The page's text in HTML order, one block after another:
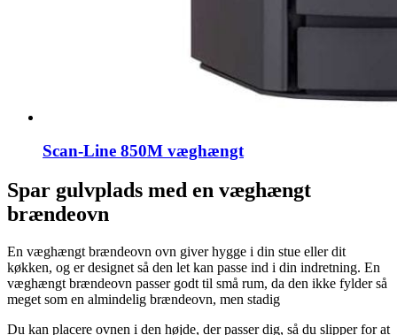
Scan-Line 850M væghængt
Spar gulvplads med en væghængt
brændeovn
En væghængt brændeovn ovn giver hygge i din stue eller dit
køkken, og er designet så den let kan passe ind i din indretning. En
væghængt brændeovn passer godt til små rum, da den ikke fylder så
meget som en almindelig brændeovn, men stadig
Du kan placere ovnen i den højde, der passer dig, så du slipper for at